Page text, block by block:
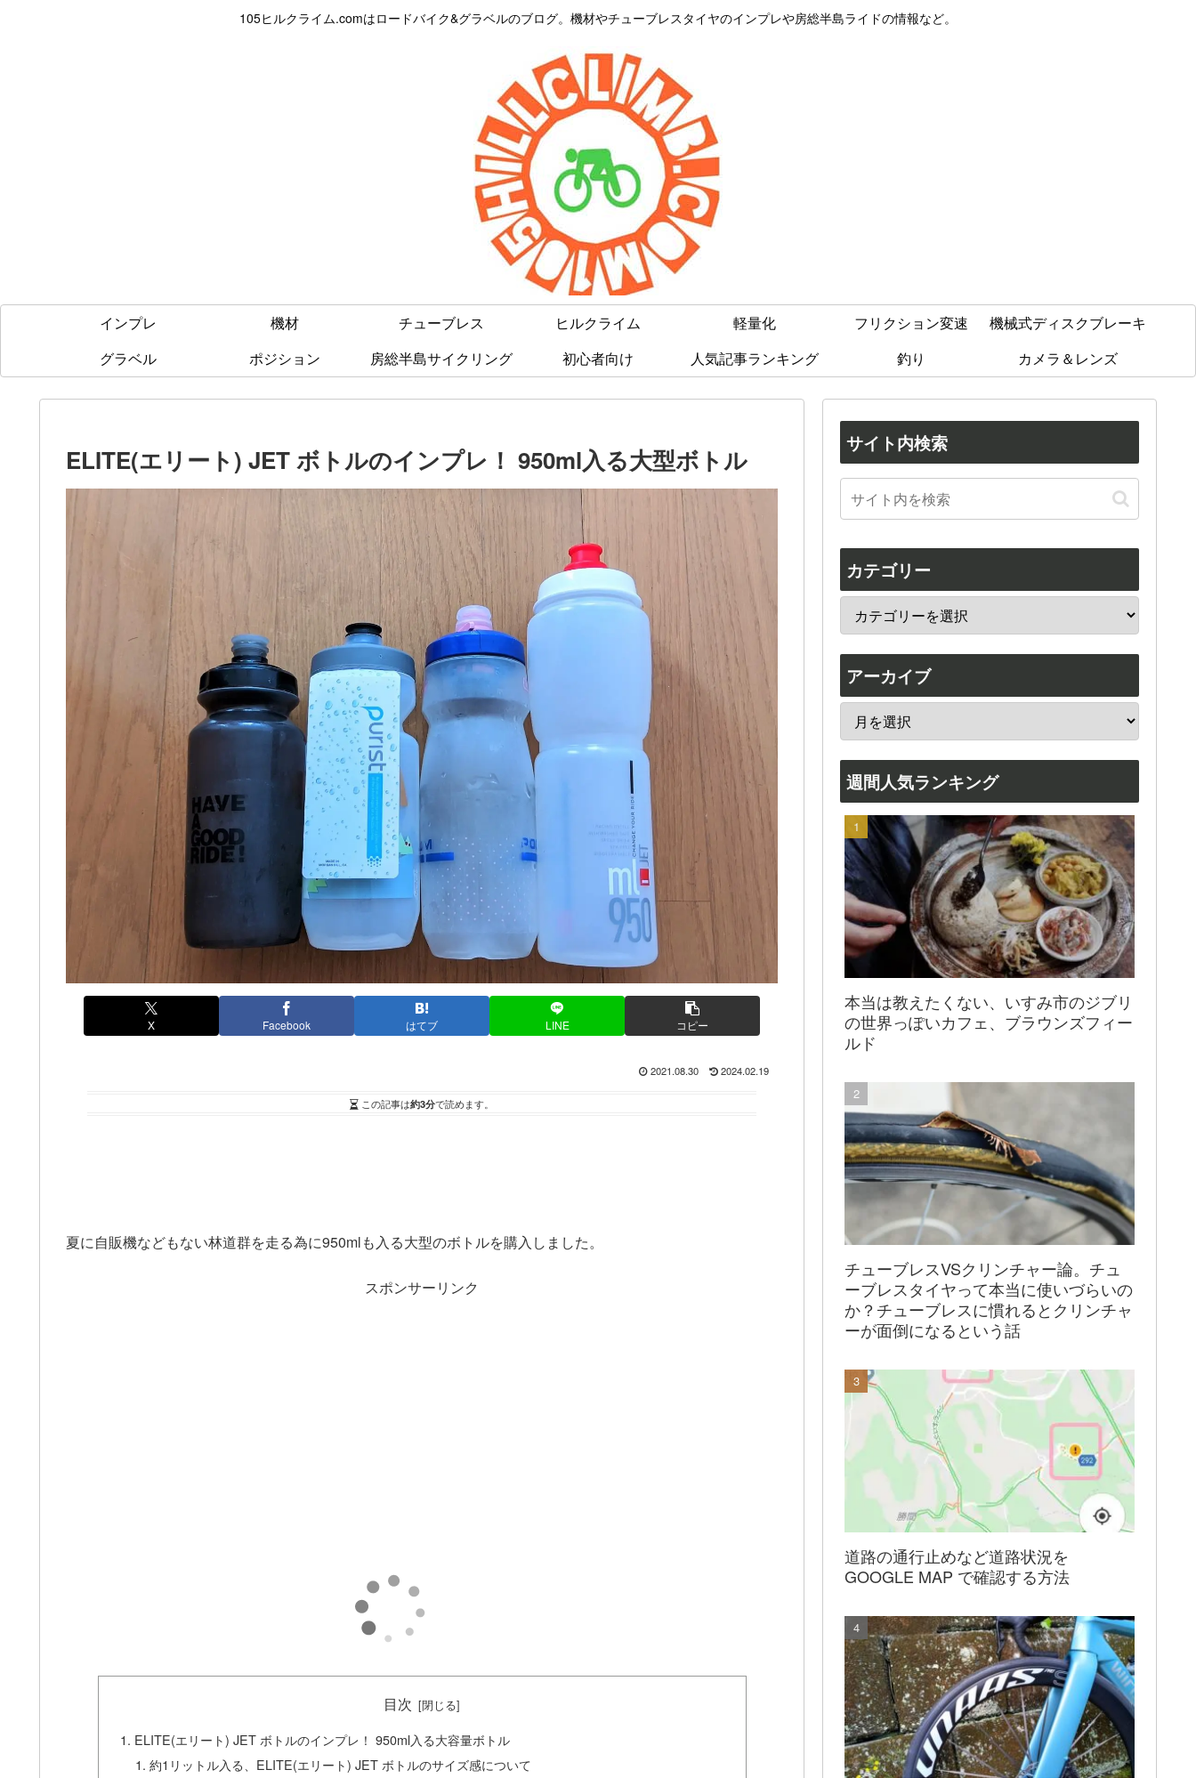
105ヒルクライム.comはロードバイク&グラベルのブログ。機材やチューブレスタイヤのインプレや房総半島ライドの情報など。
インプレ 機材 チューブレス ヒルクライム 軽量化 フリクション変速
機械式ディスクブレーキ
グラベル
ポジション 房総半島サイクリング 初心者向け 人気記事ランキング 釣り カメラ＆レンズ
ELITE(エリート) JET ボトルのインプレ！ 950ml入る大型ボトル
X Facebook はてブ LINE コピー
2021.08.30 2024.02.19
この記事は約3分で読めます。
夏に自販機などもない林道群を走る為に950mlも入る大型のボトルを購入しました。
スポンサーリンク
目次
ELITE(エリート) JET ボトルのインプレ！ 950ml入る大容量ボトル
約1リットル入る、ELITE(エリート) JET ボトルのサイズ感について
サイト内検索
カテゴリー
アーカイブ
週間人気ランキング
本当は教えたくない、いすみ市のジブリ
の世界っぽいカフェ、ブラウンズフィー
ルド
チューブレスVSクリンチャー論。チュ
ーブレスタイヤって本当に使いづらいの
か？チューブレスに慣れるとクリンチャ
ーが面倒になるという話
道路の通行止めなど道路状況を
GOOGLE MAP で確認する方法